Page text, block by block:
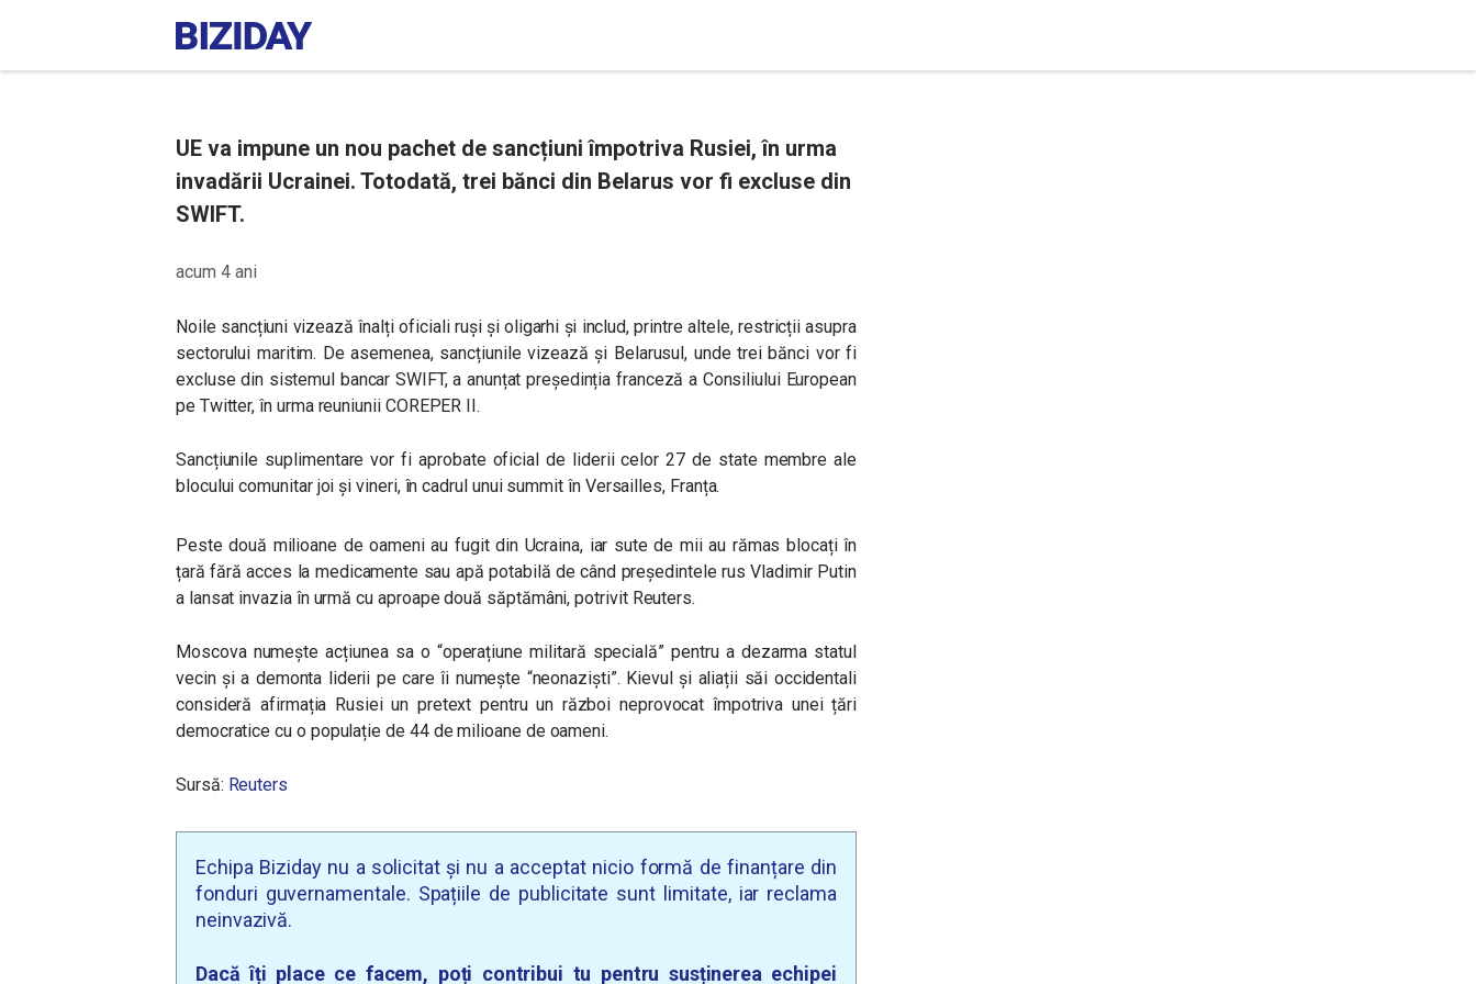
UE va impune un nou pachet de sancțiuni împotriva Rusiei, în urma
invadării Ucrainei. Totodată, trei bănci din Belarus vor fi excluse din
SWIFT.
acum 4 ani
Noile sancțiuni vizează înalți oficiali ruși și oligarhi și includ, printre altele, restricții asupra
sectorului maritim. De asemenea, sancțiunile vizează și Belarusul, unde trei bănci vor fi
excluse din sistemul bancar SWIFT, a anunțat președinția franceză a Consiliului European
pe Twitter, în urma reuniunii COREPER II.
Sancțiunile suplimentare vor fi aprobate oficial de liderii celor 27 de state membre ale
blocului comunitar joi și vineri, în cadrul unui summit în Versailles, Franța.
Peste două milioane de oameni au fugit din Ucraina, iar sute de mii au rămas blocați în
țară fără acces la medicamente sau apă potabilă de când președintele rus Vladimir Putin
a lansat invazia în urmă cu aproape două săptămâni, potrivit Reuters.
Moscova numește acțiunea sa o “operațiune militară specială” pentru a dezarma statul
vecin și a demonta liderii pe care îi numește “neonaziști”. Kievul și aliații săi occidentali
consideră afirmația Rusiei un pretext pentru un război neprovocat împotriva unei țări
democratice cu o populație de 44 de milioane de oameni.
Sursă: Reuters
Echipa Biziday nu a solicitat și nu a acceptat nicio formă de finanțare din
fonduri guvernamentale. Spațiile de publicitate sunt limitate, iar reclama
neinvazivă.
Dacă îți place ce facem, poți contribui tu pentru susținerea echipei